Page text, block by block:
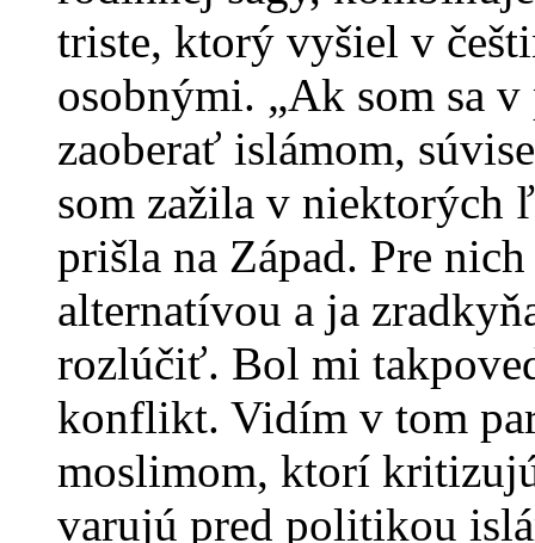
triste, ktorý vyšiel v
osobnými. „Ak som sa
zaoberať islámom,
som zažila v niektorých
prišla na Západ. Pre
alternatívou a ja
rozlúčiť. Bol mi
konflikt. Vidím v tom
moslimom, ktorí
varujú pred politikou